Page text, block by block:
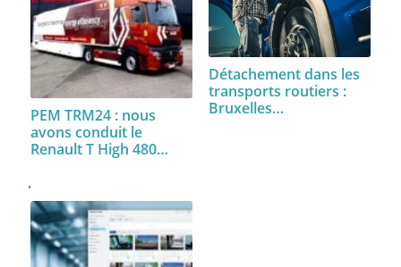
PEM TRM24 : nous
avons conduit le
Renault T High 480…
Détachement dans les
transports routiers :
Bruxelles…